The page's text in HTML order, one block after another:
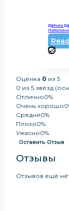
Датчик
Оценка 0 из 5
0 из 5 звёзд
Отлично0%
Очень хорошо
Средне0%
Плохо0%
Ужасно0%
Оставить Отзыв
Отзывы
Отзывов ещё